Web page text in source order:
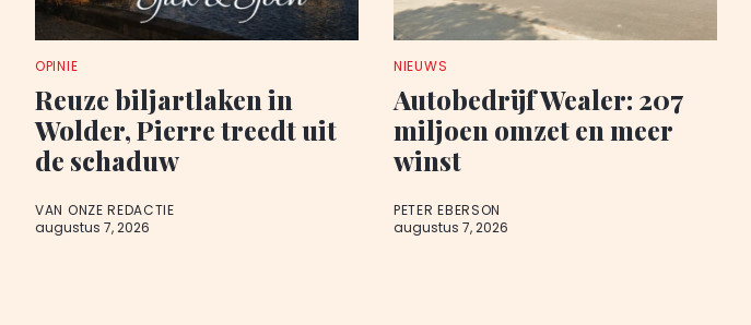
OPINIE
Reuze biljartlaken in
Wolder, Pierre treedt uit
de schaduw
VAN ONZE REDACTIE
augustus 7, 2026
NIEUWS
Autobedrijf Wealer: 207
miljoen omzet en meer
winst
PETER EBERSON
augustus 7, 2026